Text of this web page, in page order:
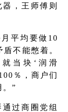
，王师傅则
平均要做10
不能憋着。
当块‘润滑
％，商户们
。”
过商圈党组